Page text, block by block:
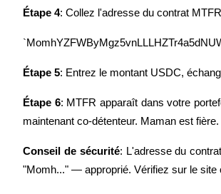
New Listing Futures Fest
Crypto World Cup 2026: Grand Finale
77,777+3k Rewards
Étape 4: Collez l'adresse du contrat
Étape 5: Entrez le montant USDC,
Étape 6: MTFR apparaît dans votre
maintenant co-détenteur. Maman est fière.
Conseil de sécurité: L'adresse du
"Momh..." — approprié. Vérifiez sur le site